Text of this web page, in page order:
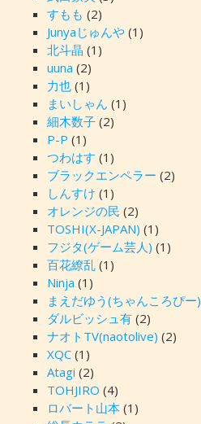
すもも (2)
Junyaじゅんや(1)
北斗晶 (1)
uuna (2)
力也(1)
まいしゃん (1)
細木数子(2)
P-P (1)
つわはす (1)
ブラックエンペラー (2)
しんすけ (1)
オレンジの民 (2)
TOSHI(X-JAPAN) (1)
フジタ(ゲーム芸人) (1)
百花繚乱(1)
Ninja (1)
まえだゆう(ちゃんころぴー)
ダルビッシュ有(2)
ナオトTV(naotolive) (2)
XQC(1)
Atagi (2)
TOHJIRO (4)
ロバート山本(1)